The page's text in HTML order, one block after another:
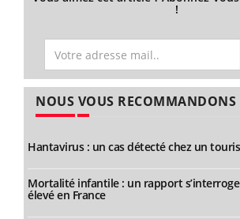
!
NOUS VOUS RECOMMANDONS
Hantavirus : un cas détecté chez un
Mortalité infantile : un rapport
élevé en France